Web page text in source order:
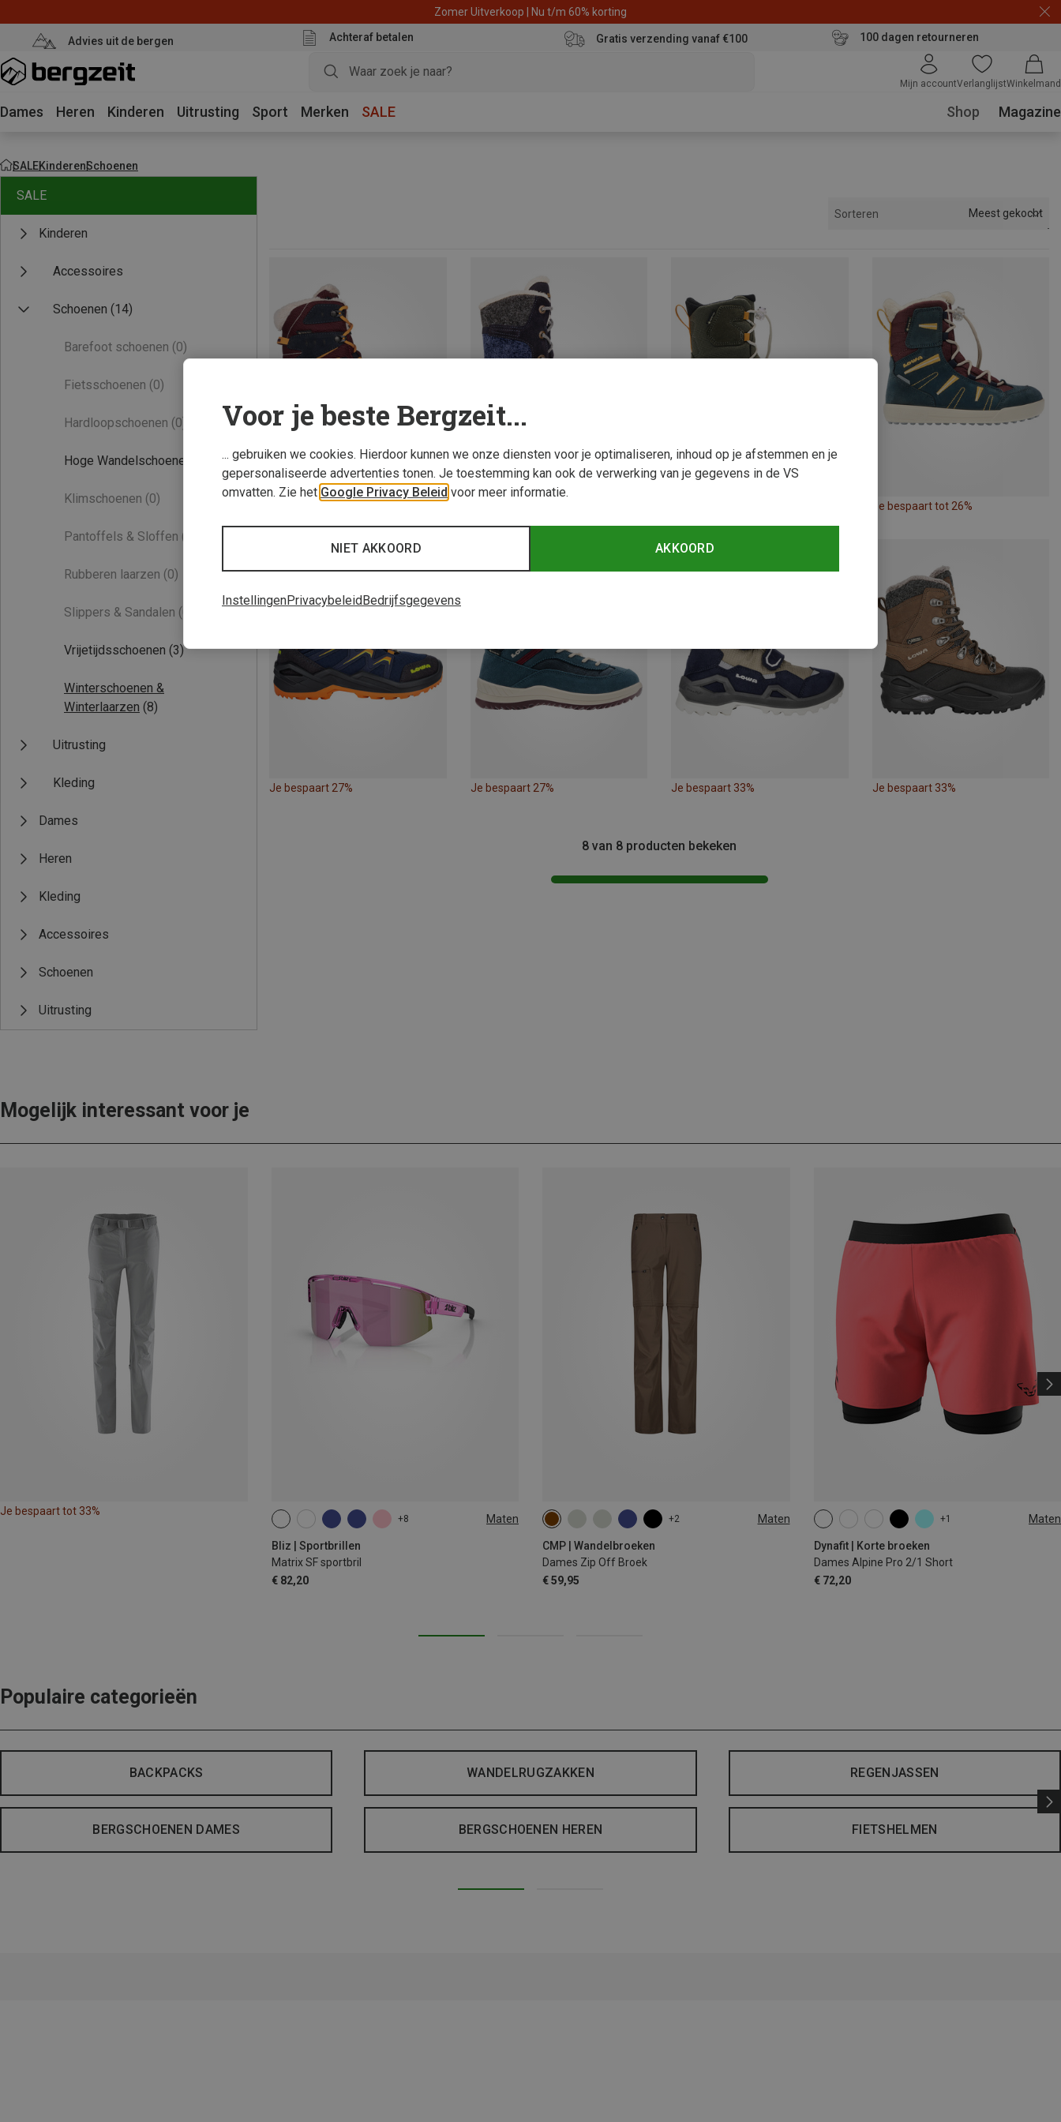
Zomer Uitverkoop | Nu t/m 60% korting
Advies uit de bergen Achteraf betalen Gratis verzending vanaf €100 100 dagen retourneren
Mijn accountVerlanglijstWinkelmand
Dames Heren Kinderen Uitrusting Sport Merken SALE Shop Magazine
SALEKinderenSchoenen
SALE
Kinderen
Accessoires
Schoenen (14)
Barefoot schoenen (0)
Fietsschoenen (0)
Hardloopschoenen (0)
Hoge Wandelschoenen
Klimschoenen (0)
Pantoffels & Sloffen (0)
Rubberen laarzen (0)
Slippers & Sandalen (0)
Vrijetijdsschoenen (3)
Winterschoenen &
Winterlaarzen (8)
Uitrusting
Kleding
Dames
Heren
Kleding
Accessoires
Schoenen
Uitrusting
Sorteren Meest gekocht
Je bespaart tot 26%
Je bespaart 27% Je bespaart 27% Je bespaart 33% Je bespaart 33%
8 van 8 producten bekeken
Mogelijk interessant voor je
Je bespaart tot 33%
+8 Maten
Bliz | Sportbrillen
Matrix SF sportbril
€ 82,20
ONE SIZE
+2 Maten
CMP | Wandelbroeken
Dames Zip Off Broek
€ 59,95
L XXL
+1 Maten
Dynafit | Korte broeken
Dames Alpine Pro 2/1 Short
€ 72,20
XS S M XL
Populaire categorieën
BACKPACKS WANDELRUGZAKKEN REGENJASSEN
BERGSCHOENEN DAMES BERGSCHOENEN HEREN FIETSHELMEN
Voor je beste Bergzeit...
... gebruiken we cookies. Hierdoor kunnen we onze diensten voor je optimaliseren, inhoud op je afstemmen en je
gepersonaliseerde advertenties tonen. Je toestemming kan ook de verwerking van je gegevens in de VS
omvatten. Zie het Google Privacy Beleid voor meer informatie.
AKKOORD
NIET AKKOORD
InstellingenPrivacybeleid Bedrijfsgegevens